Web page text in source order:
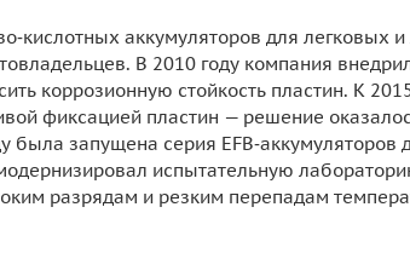
аккумуляторов для легковых
В 2010 году компания
коррозионную стойкость пластин. К
фиксацией пластин — решение
была запущена серия EFB‑аккумуляторов
испытательную
разрядам и резким перепадам